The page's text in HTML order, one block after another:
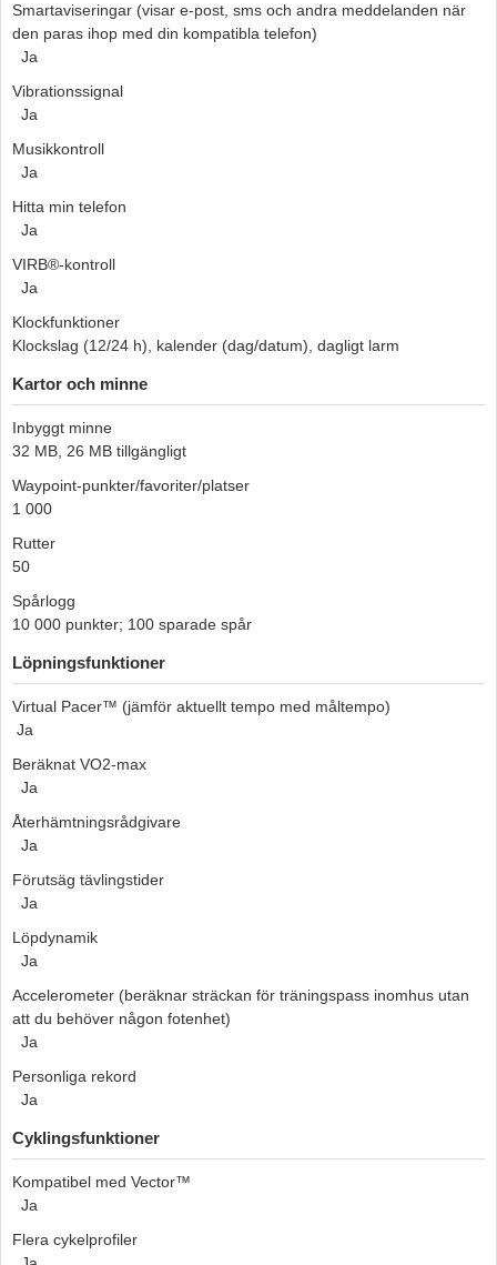
Smartaviseringar (visar e-post, sms och andra meddelanden när
den paras ihop med din kompatibla telefon)
Ja
Vibrationssignal
Ja
Musikkontroll
Ja
Hitta min telefon
Ja
VIRB®-kontroll
Ja
Klockfunktioner
Klockslag (12/24 h), kalender (dag/datum), dagligt larm
Kartor och minne
Inbyggt minne
32 MB, 26 MB tillgängligt
Waypoint-punkter/favoriter/platser
1 000
Rutter
50
Spårlogg
10 000 punkter; 100 sparade spår
Löpningsfunktioner
Virtual Pacer™ (jämför aktuellt tempo med måltempo)
Ja
Beräknat VO2-max
Ja
Återhämtningsrådgivare
Ja
Förutsäg tävlingstider
Ja
Löpdynamik
Ja
Accelerometer (beräknar sträckan för träningspass inomhus utan
att du behöver någon fotenhet)
Ja
Personliga rekord
Ja
Cyklingsfunktioner
Kompatibel med Vector™
Ja
Flera cykelprofiler